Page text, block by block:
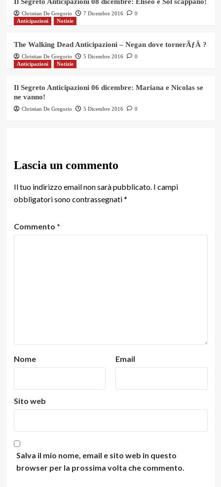
Christian De Gregorio 7 Dicembre 2016
0
Anticipazioni
Notizie
The Walking Dead Anticipazioni – Negan dove tornerÃƒÂ ?
Christian De Gregorio 5 Dicembre 2016
0
Anticipazioni
Notizie
Il Segreto Anticipazioni 06 dicembre: Mariana e Nicolas se
ne vanno!
Christian De Gregorio 5 Dicembre 2016 0
Lascia un commento
Il tuo indirizzo email non sarà pubblicato. I campi
obbligatori sono contrassegnati*
Commento *
Nome Email
Sito web
Salva il mio nome, email e sito web in questo
browser per la prossima volta che commento.